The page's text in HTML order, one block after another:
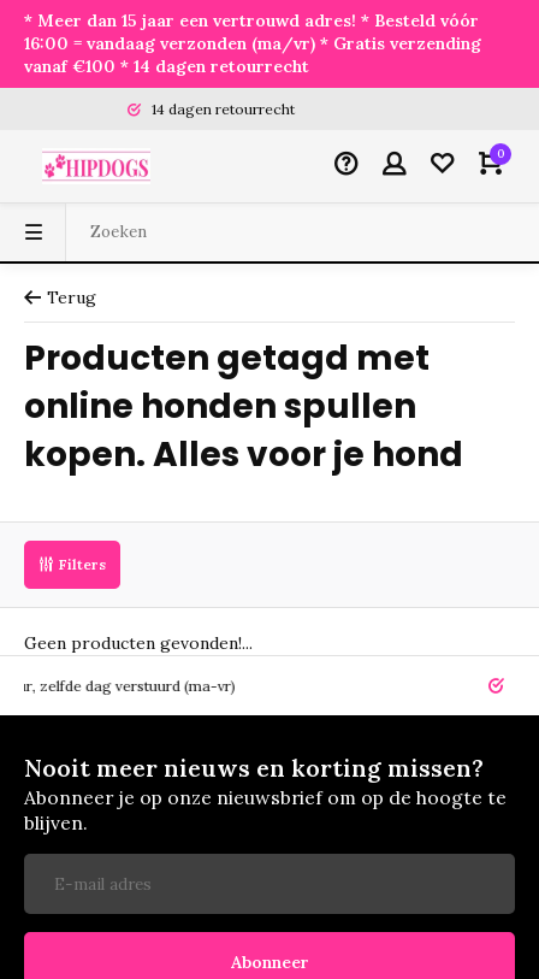
* Meer dan 15 jaar een vertrouwd adres! * Besteld vóór
16:00 = vandaag verzonden (ma/vr) * Gratis verzending
vanaf €100 * 14 dagen retourrecht
14 dagen retourrecht
0
Terug
Producten getagd met
online honden spullen
kopen. Alles voor je hond
Filters
Geen producten gevonden!...
dag verstuurd (ma-vr) 14 dagen
Nooit meer nieuws en korting missen?
Abonneer je op onze nieuwsbrief om op de hoogte te
blijven.
Abonneer